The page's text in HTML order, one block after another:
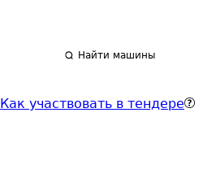
Найти машины
Как участвовать в тендере